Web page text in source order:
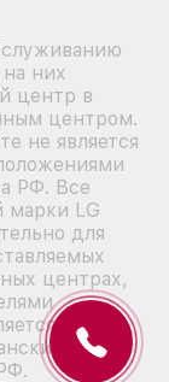
них
центр в
центром.
не является
РФ. Все
марки LG
для
центрах,
для
оборот